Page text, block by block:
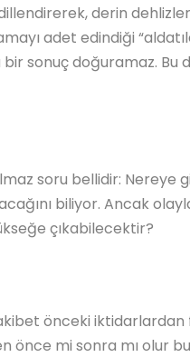
derin
adet edindiği
sonuç doğuramaz. Bu
soru bellidir: Nereye
biliyor. Ancak
çıkabilecektir?
önceki
önce mi sonra mı olur